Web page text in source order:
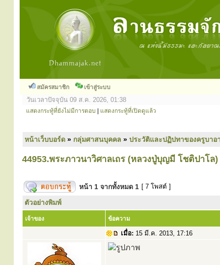
สมัครสมาชิก เข้าสู่ระบบ
วันเวลาปัจจุบัน 09 ส.ค. 2026, 01:38
แสดงกระทู้ที่ยังไม่มีการตอบ แสดงกระทู้ที่เปิดดูแล้ว
หน้าเว็บบอร์ด » กลุ่มศาสนบุคคล » ประวัติและปฏิปทาของครูบาอ
44953.พระภาวนาวิศาลเถร (หลวงปู่บุญมี โชติปาโล)
หน้า 1 จากทั้งหมด 1 [ 7 โพสต์ ]
ตัวอย่างพิมพ์
เจ้าของ ข้อความ
เมื่อ: 15 มี.ค. 2013, 17:16